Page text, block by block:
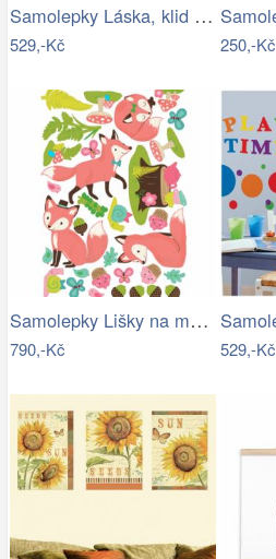
Samolepky Láska, klid a pohoda
529,-Kč 250,-Kč
Samolepky Lišky na mýtině
790,-Kč 529,-Kč